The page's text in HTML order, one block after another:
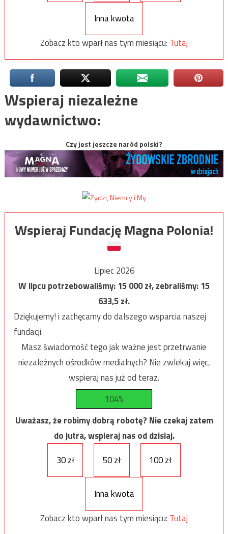
Inna kwota
Zobacz kto wparł nas tym miesiącu: Tutaj
Wspieraj niezależne
wydawnictwo:
Czy jest jeszcze naród polski?
Wspieraj Fundację Magna Polonia!
Lipiec 2026
W lipcu potrzebowaliśmy:15 000zł, zebraliśmy:15
633,5zł.
Dziękujemy! i zachęcamy do dalszego wsparcia naszej
fundacji.
Masz świadomość tego jak ważne jest przetrwanie
niezależnych ośrodków medialnych? Nie zwlekaj więc,
wspieraj nas już od teraz.
104%
Uważasz, że robimy dobrą robotę? Nie czekaj zatem
do jutra, wspieraj nas od dzisiaj.
30 zł
50 zł 100 zł
Inna kwota
Zobacz kto wparł nas tym miesiącu: Tutaj